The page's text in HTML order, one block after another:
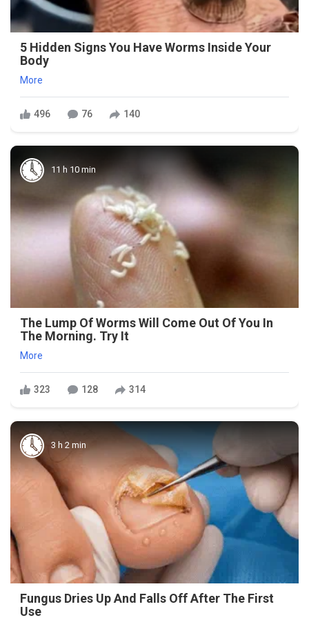
5 Hidden Signs You Have Worms Inside Your
Body
More
496 76 140
11 h 10 min
The Lump Of Worms Will Come Out Of You In
The Morning. Try It
More
323 128 314
3 h 2 min
Fungus Dries Up And Falls Off After The First
Use